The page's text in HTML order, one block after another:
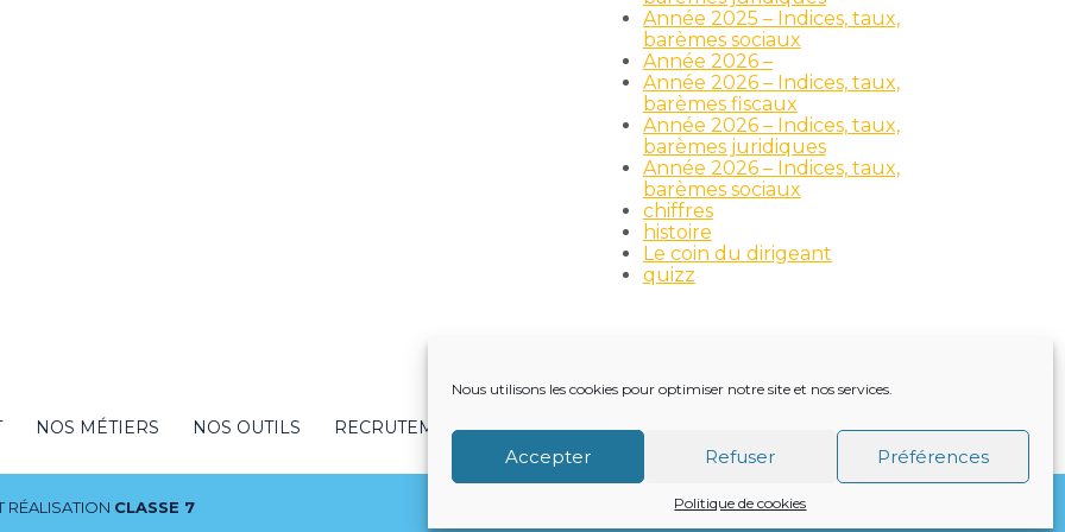
Nous utilisons les cookies pour optimiser notre site et nos services.
Accepter Refuser Préférences
Politique de cookies
Année 2025 – Indices, taux,
barèmes sociaux
Année 2026 –
Année 2026 – Indices, taux,
barèmes fiscaux
Année 2026 – Indices, taux,
barèmes juridiques
Année 2026 – Indices, taux,
barèmes sociaux
chiffres
histoire
Le coin du dirigeant
quizz
NOS MÉTIERS NOS OUTILS RECRUTEMENT NOTRE ACTUALITÉ VIE DU CABINET CONTACT
RÉALISATION CLASSE 7